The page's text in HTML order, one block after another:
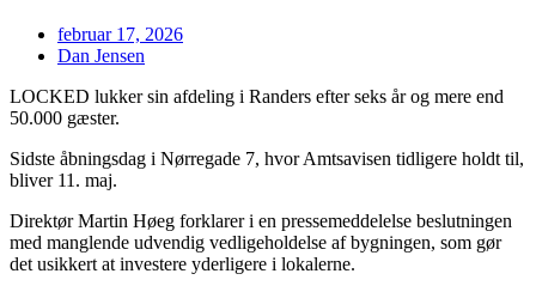
februar 17, 2026
Dan Jensen
LOCKED lukker sin afdeling i Randers efter seks år og mere end
50.000 gæster.
Sidste åbningsdag i Nørregade 7, hvor Amtsavisen tidligere holdt til,
bliver 11. maj.
Direktør Martin Høeg forklarer i en pressemeddelelse beslutningen
med manglende udvendig vedligeholdelse af bygningen, som gør
det usikkert at investere yderligere i lokalerne.